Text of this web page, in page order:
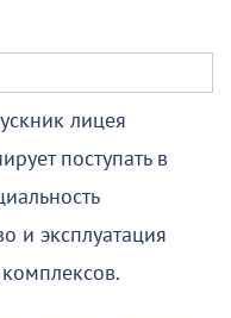
лицея
поступать в
и эксплуатация